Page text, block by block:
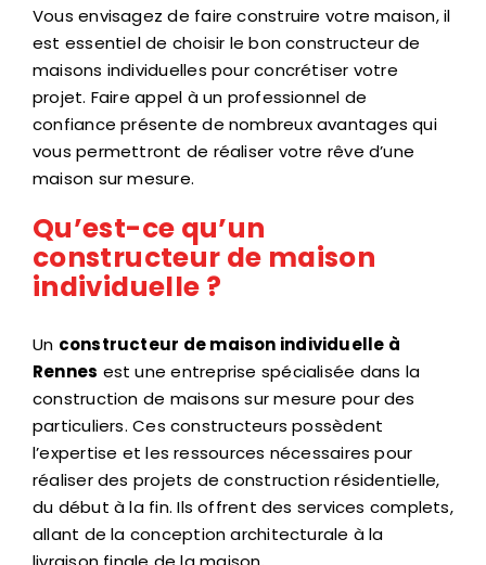
Vous envisagez de faire construire votre maison, il
est essentiel de choisir le bon constructeur de
maisons individuelles pour concrétiser votre
projet. Faire appel à un professionnel de
confiance présente de nombreux avantages qui
vous permettront de réaliser votre rêve d’une
maison sur mesure.
Qu’est-ce qu’un
constructeur de maison
individuelle ?
Un constructeur de maison individuelle à
Rennes est une entreprise spécialisée dans la
construction de maisons sur mesure pour des
particuliers. Ces constructeurs possèdent
l’expertise et les ressources nécessaires pour
réaliser des projets de construction résidentielle,
du début à la fin. Ils offrent des services complets,
allant de la conception architecturale à la